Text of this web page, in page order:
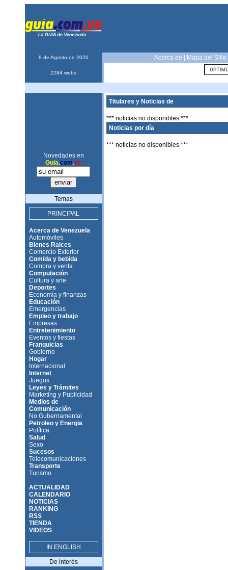
8 de Agosto de 2026 Acerca de Mapa del Sitio
2284 webs
Novedades en
Guia.com.ve
Temas
PRINCIPAL
Acerca de Venezuela
Automóviles
Bienes Raices
Comercio Exterior
Comida y bebida
Compra y venta
Computación
Cultura y arte
Deportes
Economía y finanzas
Educación
Emergencias
Empleo y trabajo
Empresas
Entretenimiento
Eventos y fiestas
Franquicias
Gobierno
Hogar
Internacional
Internet
Juegos
Leyes y Trámites
Marketing y Publicidad
Medios de
Comunicación
No Gubernamental
Petroleo y Energia
Política
Salud
Sexo
Sucesos
Telecomunicaciones
Transporte
Turismo
ACTUALIDAD
CALENDARIO
NOTICIAS
RANKING
RSS
TIENDA
VIDEOS
IN ENGLISH
De interés
Titulares y Noticias de
*** noticias no disponibles ***
Noticias por día
*** noticias no disponibles ***